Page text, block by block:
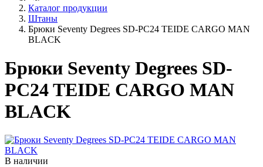
Каталог продукции
Штаны
Брюки Seventy Degrees SD-PC24 TEIDE CARGO MAN
BLACK
Брюки Seventy Degrees SD-
PC24 TEIDE CARGO MAN
BLACK
В наличии